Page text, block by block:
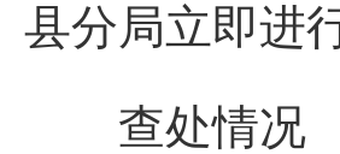
县分局立即进
查处情况